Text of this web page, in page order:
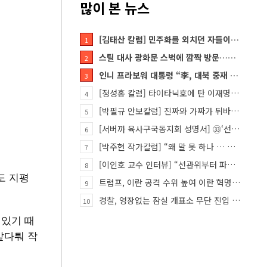
지평
기 때
다퉈 작
많이 본 뉴스
1 [김태산 칼럼] 민주화를 외치던 자들이 대한민국의 적이고 간첩이었다
2 스틸 대사 광화문 스벅에 깜짝 방문…메시지?
3 인니 프라보워 대통령 “李, 대북 중재 요청했다”
4 [정성홍 칼럼] 타이타닉호에 탄 이재명 정권
5 [박필규 안보칼럼] 진짜와 가짜가 뒤바뀐 혼돈의 시대, 안보 파탄은 막아야
6 [서버까 육사구국동지회 성명서] ㉝‘선관위 특검’은 ‘부정선거 특검’으로 명명하고 박주현 변호사를 ‘특검…
7 [박주현 작가칼럼] “왜 말 못 하나 … 경기도 재정 파탄의 진짜 원인을”
8 [이인호 교수 인터뷰] “선관위부터 파고들어야…책임자 직접 고발하라”
9 트럼프, 이란 공격 수위 높여 이란 혁명 가능성 열어
10 경찰, 영장없는 잠실 개표소 무단 진입 홀로 막은 ‘올다르크’ 불구속 송치